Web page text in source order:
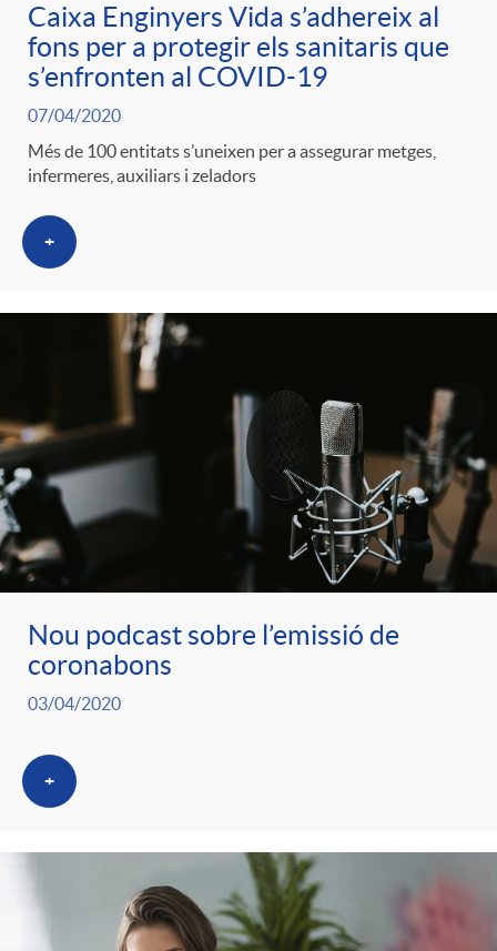
Caixa Enginyers Vida s’adhereix al
fons per a protegir els sanitaris que
s’enfronten al COVID-19
07/04/2020
Més de 100 entitats s’uneixen per a assegurar metges,
infermeres, auxiliars i zeladors
+
Nou podcast sobre l’emissió de
coronabons
03/04/2020
+